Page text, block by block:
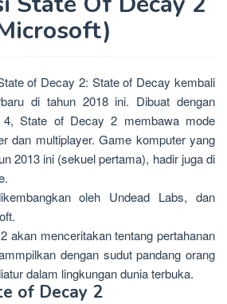
of Decay 2: State of Decay kembali
di tahun 2018 ini. Dibuat dengan
4, State of Decay 2 membawa mode
dan multiplayer. Game komputer yang
2013 ini (sekuel pertama), hadir juga di
oleh Undead Labs, dan
akan menceritakan tentang pertahanan
dengan sudut pandang orang
dalam lingkungan dunia terbuka.
of Decay 2